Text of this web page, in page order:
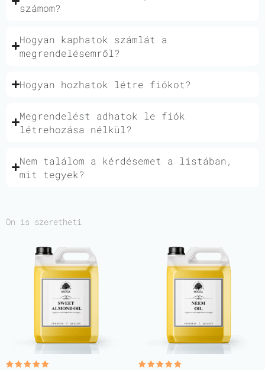
számom?
Hogyan kaphatok számlát a
megrendelésemről?
Hogyan hozhatok létre fiókot?
Megrendelést adhatok le fiók
létrehozása nélkül?
Nem találom a kérdésemet a listában,
mit tegyek?
Ön is szeretheti